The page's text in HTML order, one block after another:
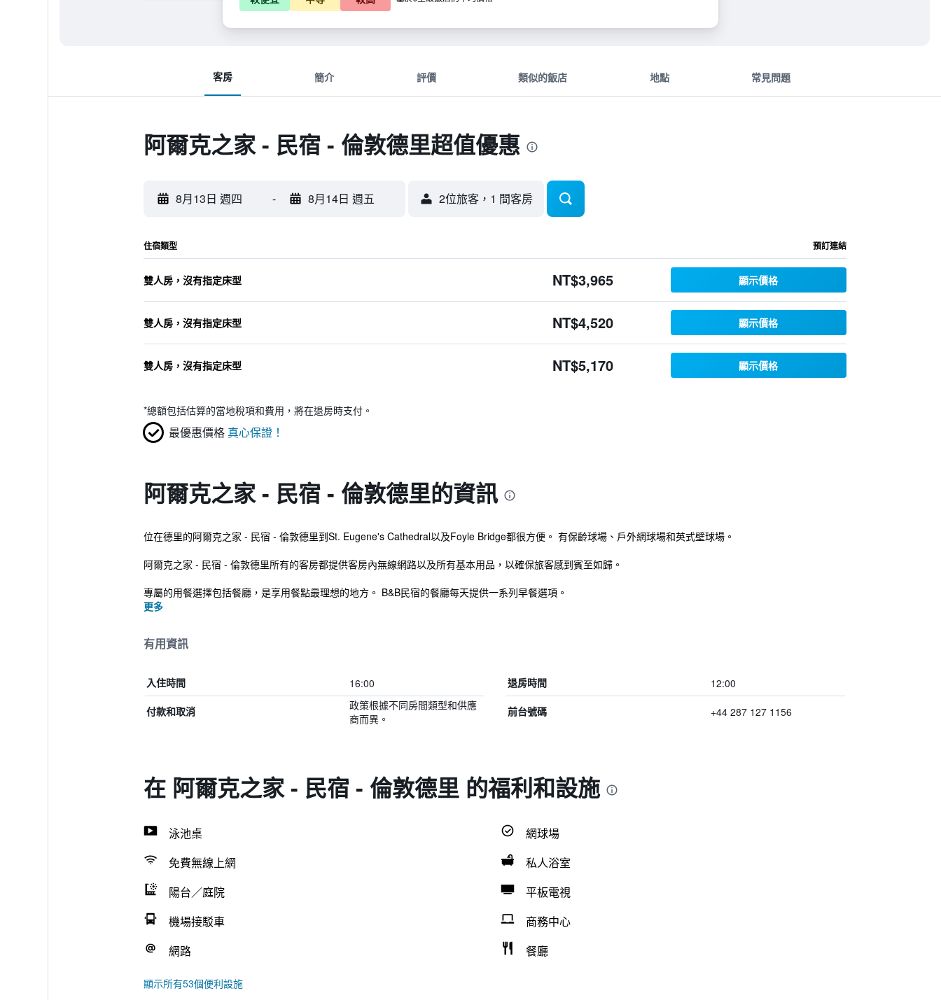
客房 簡介 評價 類似的飯店 地點 常見問題
阿爾克之家 - 民宿 - 倫敦德里超值優惠
8月13日 週四 - 8月14日 週五 2位旅客，1 間客房
住宿類型 預訂連結
雙人房，沒有指定床型 NT$3,965 顯示價格
雙人房，沒有指定床型 NT$4,520 顯示價格
雙人房，沒有指定床型 NT$5,170 顯示價格
*總額包括估算的當地稅項和費用，將在退房時支付。
最優惠價格 真心保證！
阿爾克之家 - 民宿 - 倫敦德里的資訊
位在德里的阿爾克之家 - 民宿 - 倫敦德里到St. Eugene's Cathedral以及Foyle Bridge都很方便。 有保齡球場、戶外網球場和英式壁球場。
阿爾克之家 - 民宿 - 倫敦德里所有的客房都提供客房內無線網路以及所有基本用品，以確保旅客感到賓至如歸。
專屬的用餐選擇包括餐廳，是享用餐點最理想的地方。 B&B民宿的餐廳每天提供一系列早餐選項。
更多
有用資訊
入住時間 16:00 退房時間 12:00
付款和取消
政策根據不同房間類型和供應
商而異。
前台號碼 +44 287 127 1156
在 阿爾克之家 - 民宿 - 倫敦德里 的福利和設施
泳池桌
網球場
免費無線上網
私人浴室
陽台／庭院
平板電視
機場接駁車
商務中心
網路
餐廳
顯示所有53個便利設施